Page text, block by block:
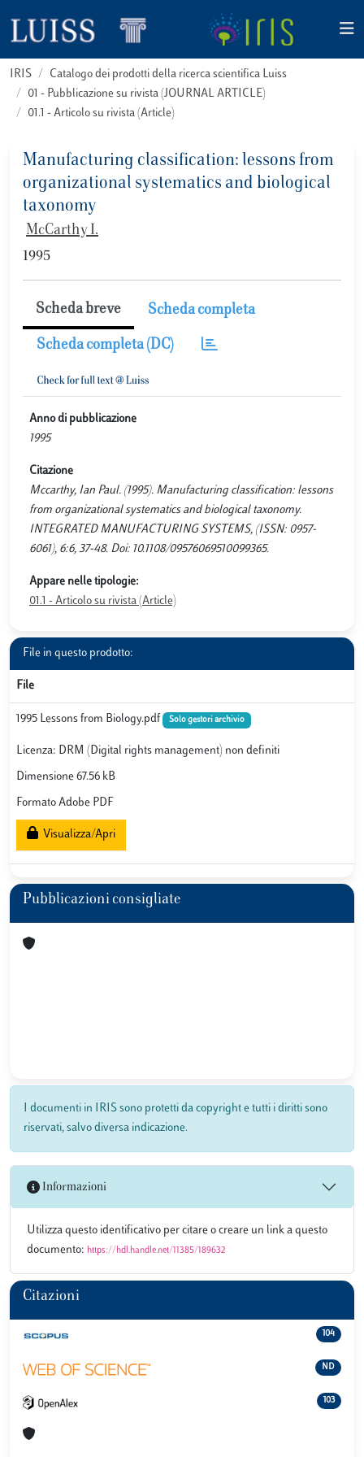
IRIS
Catalogo dei prodotti della ricerca scientifica Luiss
01 - Pubblicazione su rivista (JOURNAL ARTICLE)
01.1 - Articolo su rivista (Article)
Manufacturing classification: lessons from
organizational systematics and biological
taxonomy
McCarthy I.
1995
Scheda breve Scheda completa
Scheda completa (DC)
Anno di pubblicazione
1995
Citazione
Mccarthy, Ian Paul. (1995). Manufacturing classification: lessons
from organizational systematics and biological taxonomy.
INTEGRATED MANUFACTURING SYSTEMS, (ISSN: 0957-
6061), 6:6, 37-48. Doi: 10.1108/09576069510099365.
Appare nelle tipologie:
01.1 - Articolo su rivista (Article)
File in questo prodotto:
File
1995 Lessons from Biology.pdf Solo gestori archivio
Licenza: DRM (Digital rights management) non definiti
Dimensione 67.56 kB
Formato Adobe PDF
Visualizza/Apri
Pubblicazioni consigliate
I documenti in IRIS sono protetti da copyright e tutti i diritti sono
riservati, salvo diversa indicazione.
Informazioni
Utilizza questo identificativo per citare o creare un link a questo
documento: https://hdl.handle.net/11385/189632
Citazioni
104
ND
103